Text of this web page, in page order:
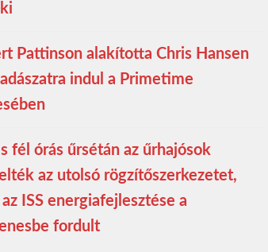
Pattinson alakította Chris Hansen
indul a Primetime
fél órás űrsétán az űrhajósok
az utolsó rögzítőszerkezetet,
ISS energiafejlesztése a
fordult